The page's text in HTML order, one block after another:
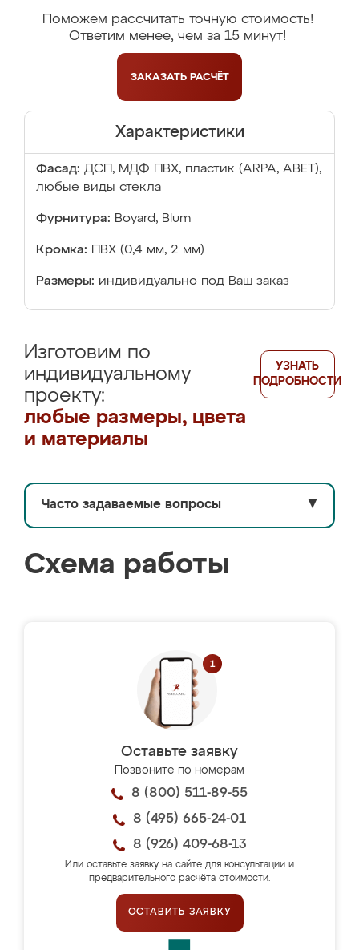
Поможем рассчитать точную стоимость!
Ответим менее, чем за 15 минут!
ЗАКАЗАТЬ РАСЧЁТ
Характеристики
Фасад: ДСП, МДФ ПВХ, пластик (ARPA, ABET),
любые виды стекла
Фурнитура: Boyard, Blum
Кромка: ПВХ (0,4 мм, 2 мм)
Размеры: индивидуально под Ваш заказ
Изготовим по
индивидуальному
проекту:
любые размеры, цвета
и материалы
УЗНАТЬ
ПОДРОБНОСТИ
Часто задаваемые вопросы ▼
Схема работы
Оставьте заявку
Позвоните по номерам
8 (800) 511-89-55
8 (495) 665-24-01
8 (926) 409-68-13
Или оставьте заявку на сайте для консультации и
предварительного расчёта стоимости.
ОСТАВИТЬ ЗАЯВКУ